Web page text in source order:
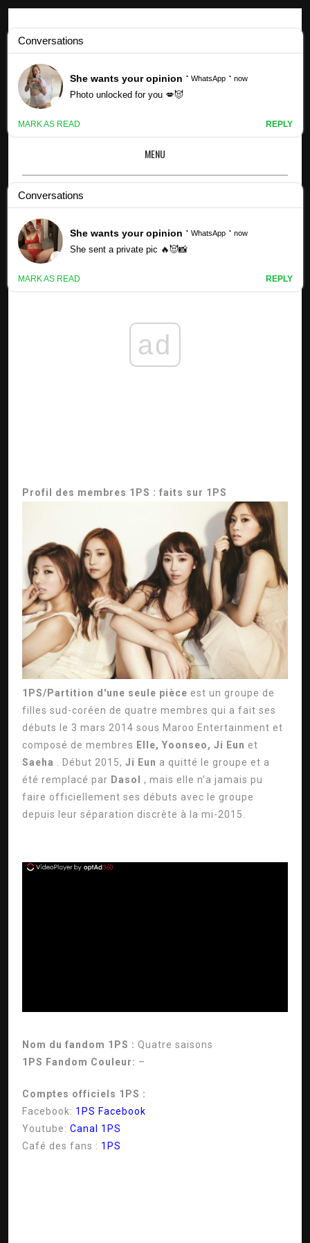
Profils Kpop
Profil des membres 1PS (mis à jour !) - Groupes De Filles Kpop
MENU
×
PROFIL DES MEMBRES 1PS
ad
Profil des membres 1PS : faits sur 1PS
1PS/Partition d'une seule pièce est un groupe de
filles sud-coréen de quatre membres qui a fait ses
débuts le 3 mars 2014 sous Maroo Entertainment et
composé de membres Elle, Yoonseo, Ji Eun et
Saeha
. Début 2015, Ji Eun a quitté le groupe et a
été remplacé par Dasol
, mais elle n'a jamais pu
faire officiellement ses débuts avec le groupe
depuis leur séparation discrète à la mi-2015.
Nom du fandom 1PS : Quatre saisons
1PS Fandom Couleur: –
Comptes officiels 1PS :
Facebook: 1PS Facebook
Youtube: Canal 1PS
Café des fans : 1PS